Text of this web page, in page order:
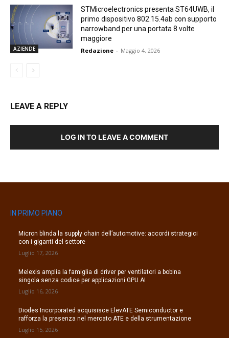
AZIENDE
STMicroelectronics presenta ST64UWB, il
primo dispositivo 802.15.4ab con supporto
narrowband per una portata 8 volte
maggiore
Redazione - Maggio 4, 2026
LEAVE A REPLY
LOG IN TO LEAVE A COMMENT
IN PRIMO PIANO
Micron blinda la supply chain dell’automotive: accordi strategici
con i giganti del settore
Luglio 17, 2026
Melexis amplia la famiglia di driver per ventilatori a bobina
singola senza codice per applicazioni GPU AI
Luglio 16, 2026
Diodes Incorporated acquisisce ElevATE Semiconductor e
rafforza la presenza nel mercato ATE e della strumentazione
Luglio 15, 2026